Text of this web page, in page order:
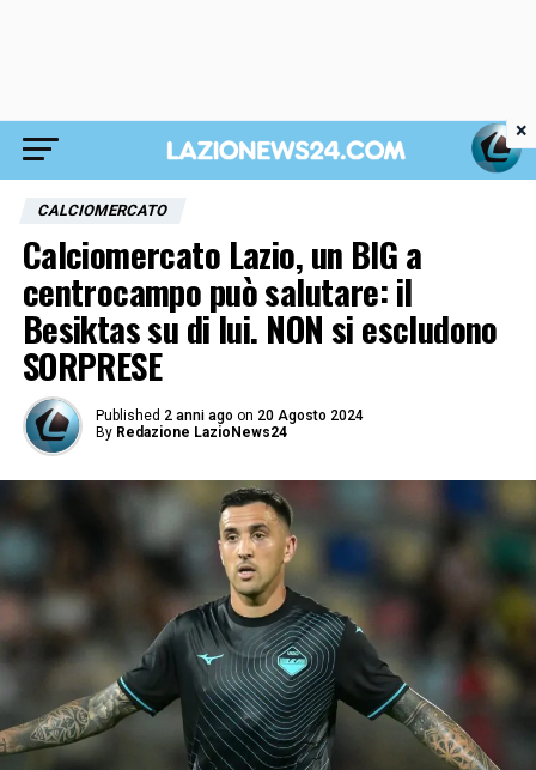
CALCIOMERCATO
Calciomercato Lazio, un BIG a
centrocampo può salutare: il
Besiktas su di lui. NON si escludono
SORPRESE
Published 2 anni ago on 20 Agosto 2024
By Redazione LazioNews24
×